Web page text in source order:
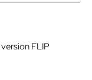
FLIP